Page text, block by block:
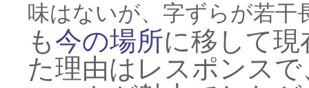
味はないが、字ずらが若干
も今の場所に移して
た理由はレスポンス